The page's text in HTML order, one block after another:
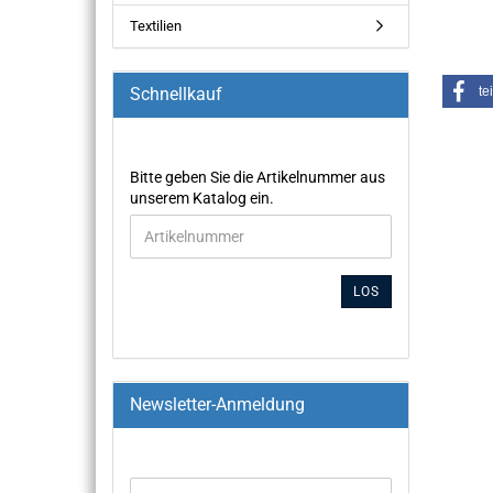
Textilien
Schnellkauf
Bitte geben Sie die Artikelnummer aus
unserem Katalog ein.
LOS
Newsletter-Anmeldung